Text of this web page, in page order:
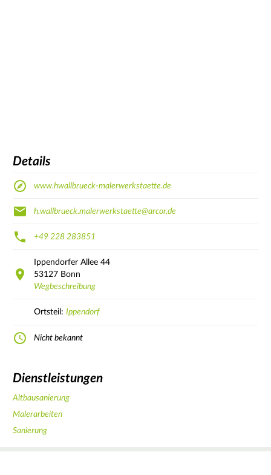
Details
www.hwallbrueck-malerwerkstaette.de
h.wallbrueck.malerwerkstaette@arcor.de
+49 228 283851
Ippendorfer Allee 44
53127 Bonn
Wegbeschreibung
Ortsteil: Ippendorf
Nicht bekannt
Dienstleistungen
Altbausanierung
Malerarbeiten
Sanierung